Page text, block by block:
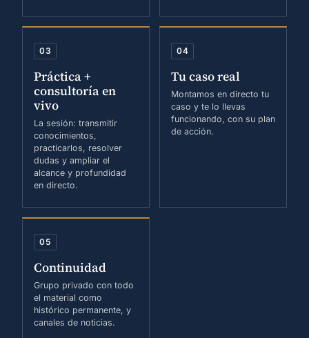
03
Práctica +
consultoría en
vivo
La sesión: transmitir
conocimientos,
practicarlos, resolver
dudas y ampliar el
alcance y profundidad
en directo.
04
Tu caso real
Montamos en directo tu
caso y te lo llevas
funcionando, con su plan
de acción.
05
Continuidad
Grupo privado con todo
el material como
histórico permanente, y
canales de noticias.